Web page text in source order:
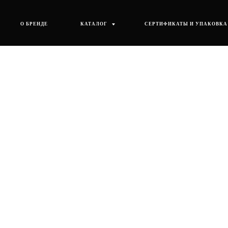
О БРЕНДЕ КАТАЛОГ СЕРТИФИКАТЫ И УПАКОВКА